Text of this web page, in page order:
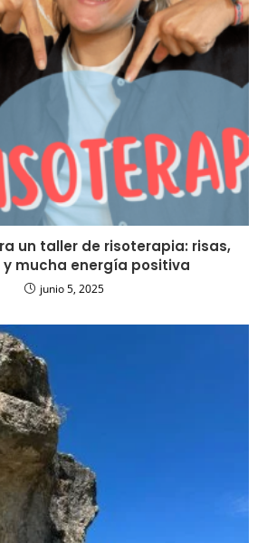
un taller de risoterapia: risas,
mucha energía positiva
junio 5, 2025